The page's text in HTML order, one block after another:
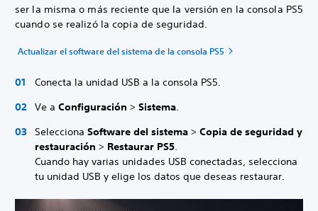
ser la misma o más reciente que la versión en la consola PS5
cuando se realizó la copia de seguridad.
Actualizar el software del sistema de la consola PS5
Conecta la unidad USB a la consola PS5.
Ve a Configuración > Sistema.
Selecciona Software del sistema > Copia de seguridad y
restauración > Restaurar PS5.
Cuando hay varias unidades USB conectadas, selecciona
tu unidad USB y elige los datos que deseas restaurar.